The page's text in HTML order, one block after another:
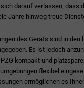
darauf verlassen, dass
Jahre hinweg treue
des Geräts sind in den
Es ist jedoch
kompakt und
flexibel
ermöglichen es